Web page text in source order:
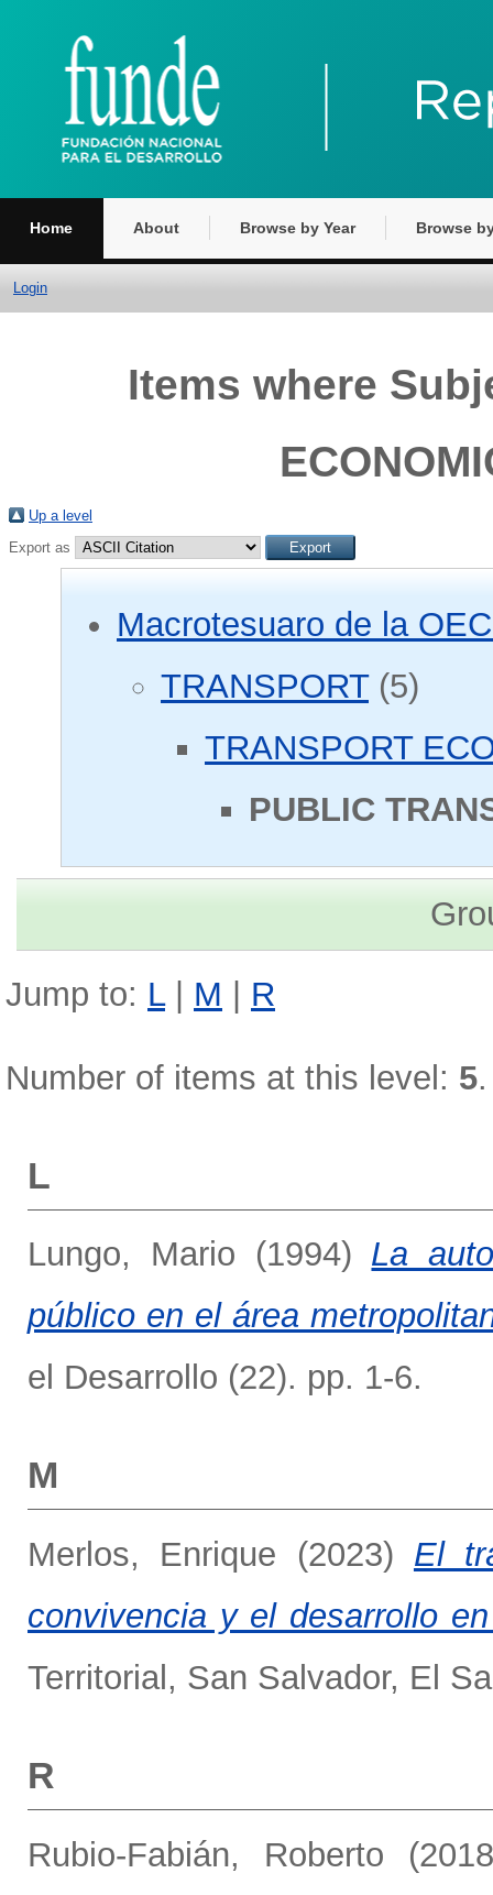
Home About Browse by Year Browse
Login
Items where
Up a level
Export as
Macrotesuaro de la
TRANSPORT(5)
TRANSPORT
PUBLIC
Jump to: L| M | R
Number of items at this level: 5.
L
Lungo, Mario (1994) La
público en el área
el Desarrollo (22). pp. 1-6.
M
Merlos, Enrique (2023) El
convivencia y el desarrollo
Territorial, San Salvador, El
R
Rubio-Fabián, Roberto